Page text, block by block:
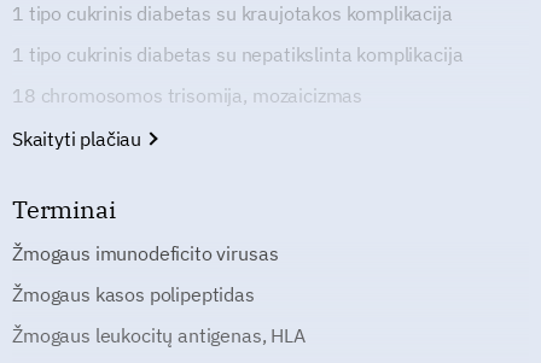
1 tipo cukrinis diabetas su kraujotakos komplikacija
1 tipo cukrinis diabetas su nepatikslinta komplikacija
18 chromosomos trisomija, mozaicizmas
Skaityti plačiau
Terminai
Žmogaus imunodeficito virusas
Žmogaus kasos polipeptidas
Žmogaus leukocitų antigenas, HLA